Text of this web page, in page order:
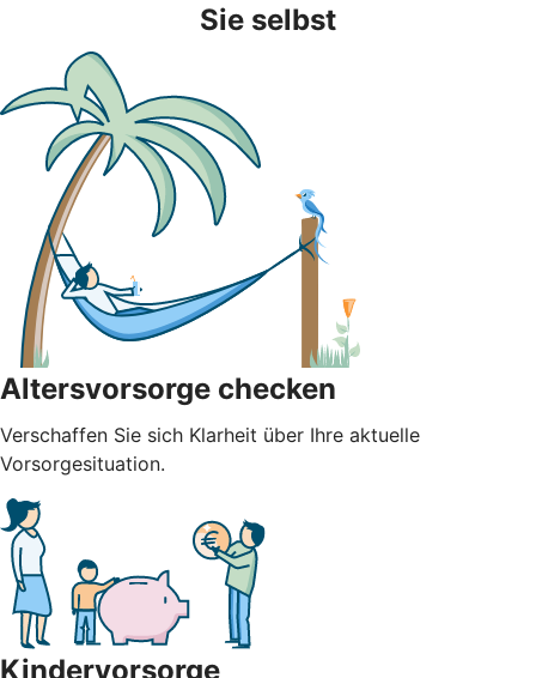
Sie selbst
Altersvorsorge checken
Verschaffen Sie sich Klarheit über Ihre aktuelle
Vorsorgesituation.
Kindervorsorge